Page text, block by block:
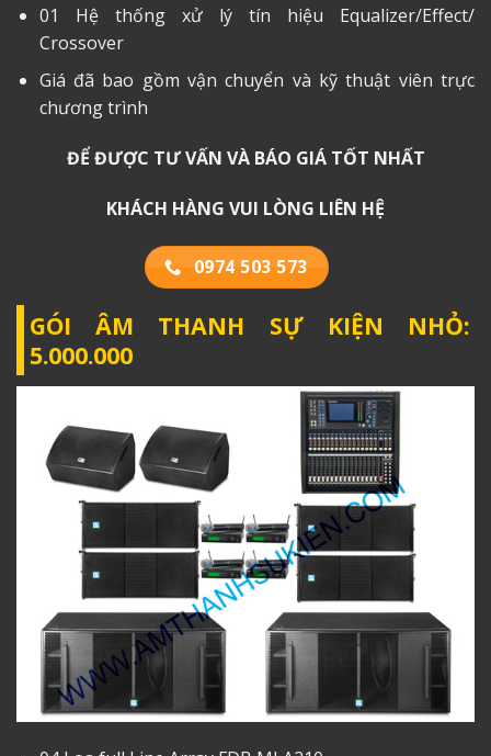
01 Hệ thống xử lý tín hiệu Equalizer/Effect/
Crossover
Giá đã bao gồm vận chuyển và kỹ thuật viên trực
chương trình
ĐỂ ĐƯỢC TƯ VẤN VÀ BÁO GIÁ TỐT NHẤT
KHÁCH HÀNG VUI LÒNG LIÊN HỆ
0974 503 573
GÓI ÂM THANH SỰ KIỆN NHỎ:
5.000.000